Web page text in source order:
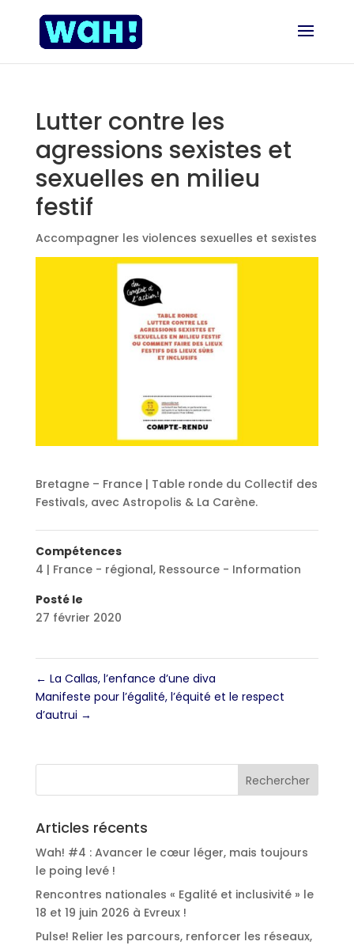
Lutter contre les
agressions sexistes et
sexuelles en milieu
festif
Accompagner les violences sexuelles et sexistes
Bretagne – France | Table ronde du Collectif des
Festivals, avec Astropolis & La Carène.
Compétences
4 | France - régional, Ressource - Information
Posté le
27 février 2020
← La Callas, l’enfance d’une diva
Manifeste pour l’égalité, l’équité et le respect
d’autrui →
Articles récents
Wah! #4 : Avancer le cœur léger, mais toujours
le poing levé !
Rencontres nationales « Egalité et inclusivité » le
18 et 19 juin 2026 à Evreux !
Pulse! Relier les parcours, renforcer les réseaux,